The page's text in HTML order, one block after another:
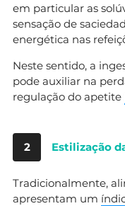
em particular as
sensação de
energética nas
Neste sentido, a
pode auxiliar na
regulação do apetite
2 Estilização
Tradicionalmente,
apresentam um